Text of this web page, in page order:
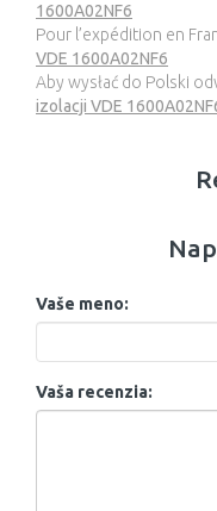
1600A02NF6
Pour l’expédition en
VDE 1600A02NF6
Aby wysłać do Polski
izolacji VDE
Vaše meno:
Vaša recenzia: